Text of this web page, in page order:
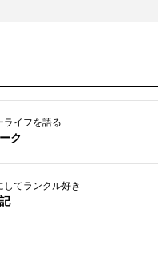
ライフを語る
ク
てランクル好き